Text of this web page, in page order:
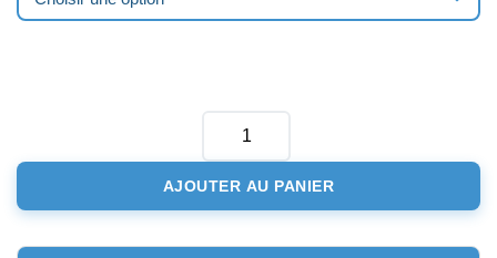
QUANTITÉ
MAGNILINK
TAB
-
AJOUTER AU PANIER